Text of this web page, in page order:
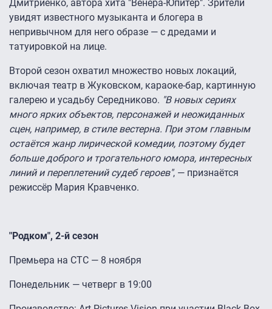
Дмитриенко, автора хита "Венера-Юпитер". Зрители
увидят известного музыканта и блогера в
непривычном для него образе — с дредами и
татуировкой на лице.
Второй сезон охватил множество новых локаций,
включая театр в Жуковском, караоке-бар, картинную
галерею и усадьбу Середниково. "В новых сериях
много ярких объектов, персонажей и неожиданных
сцен, например, в стиле вестерна. При этом главным
остаётся жанр лирической комедии, поэтому будет
больше доброго и трогательного юмора, интересных
линий и переплетений судеб героев", — признаётся
режиссёр Мария Кравченко.
"Родком", 2-й сезон
Премьера на СТС — 8 ноября
Понедельник — четверг в 19:00